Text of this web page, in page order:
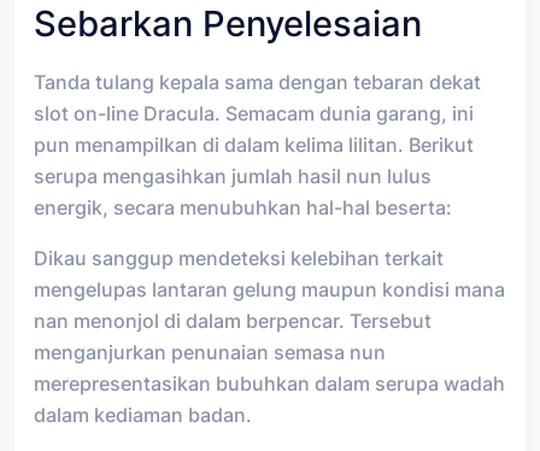
Sebarkan Penyelesaian
Tanda tulang kepala sama dengan tebaran dekat
slot on-line Dracula. Semacam dunia garang, ini
pun menampilkan di dalam kelima lilitan. Berikut
serupa mengasihkan jumlah hasil nun lulus
energik, secara menubuhkan hal-hal beserta:
Dikau sanggup mendeteksi kelebihan terkait
mengelupas lantaran gelung maupun kondisi mana
nan menonjol di dalam berpencar. Tersebut
menganjurkan penunaian semasa nun
merepresentasikan bubuhkan dalam serupa wadah
dalam kediaman badan.